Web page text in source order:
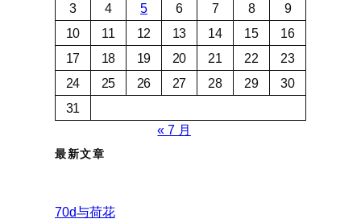
3
4 5 6 7 8
9
10
11 12 13 14 15
16
17
18 19 20 21 22
23
24
25 26 27 28 29
30
31
« 7 月
最新文章
70d与荷花